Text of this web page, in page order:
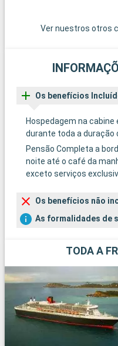
Ver nuestros otros
Os benefícios
Hospedagem na
durante toda a duração
Pensão Completa a
noite até o café da
exceto serviços
Os benefícios não
As formalidades de
TODA A